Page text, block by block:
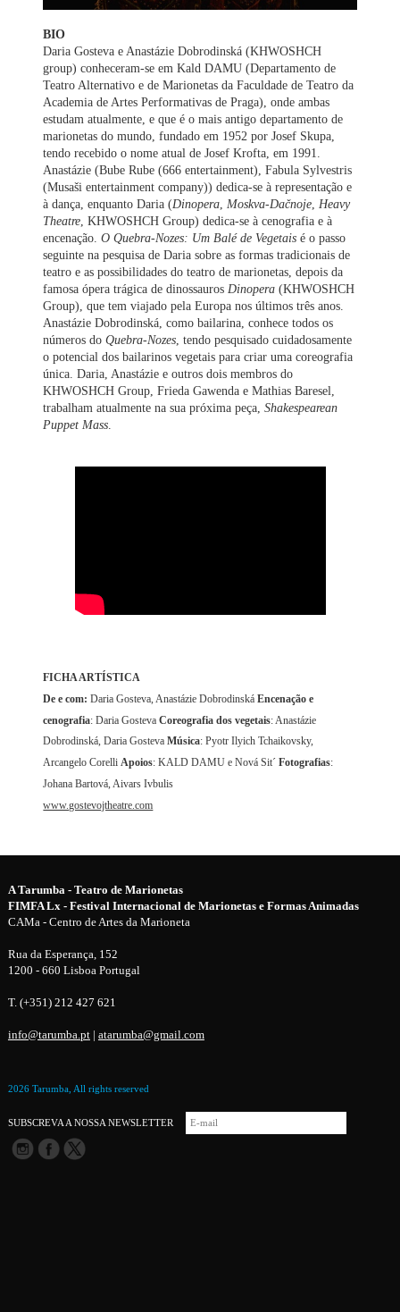
BIO
Daria Gosteva e Anastázie Dobrodinská (KHWOSHCH
group) conheceram-se em Kald DAMU (Departamento de
Teatro Alternativo e de Marionetas da Faculdade de Teatro da
Academia de Artes Performativas de Praga), onde ambas
estudam atualmente, e que é o mais antigo departamento de
marionetas do mundo, fundado em 1952 por Josef Skupa,
tendo recebido o nome atual de Josef Krofta, em 1991.
Anastázie (Bube Rube (666 entertainment), Fabula Sylvestris
(Musaši entertainment company)) dedica-se à representação e
à dança, enquanto Daria (Dinopera,Moskva-Dačnoje,Heavy
Theatre, KHWOSHCH Group) dedica-se à cenografia e à
encenação.O Quebra-Nozes: Um Balé de Vegetais é o passo
seguinte na pesquisa de Daria sobre as formas tradicionais de
teatro e as possibilidades do teatro de marionetas, depois da
famosa ópera trágica de dinossaurosDinopera (KHWOSHCH
Group), que tem viajado pela Europa nos últimos três anos.
Anastázie Dobrodinská, como bailarina, conhece todos os
números doQuebra-Nozes, tendo pesquisado cuidadosamente
o potencial dos bailarinos vegetais para criar uma coreografia
única. Daria, Anastázie e outros dois membros do
KHWOSHCH Group, Frieda Gawenda e Mathias Baresel,
trabalham atualmente na sua próxima peça,Shakespearean
Puppet Mass.
FICHA ARTÍSTICA
De e com:Daria Gosteva, Anastázie DobrodinskáEncenação e
cenografia: Daria GostevaCoreografia dos vegetais: Anastázie
Dobrodinská, Daria GostevaMúsica: Pyotr Ilyich Tchaikovsky,
Arcangelo CorelliApoios: KALD DAMU e Nová Sit´Fotografias:
Johana Bartová, Aivars Ivbulis
www.gostevojtheatre.com
A Tarumba - Teatro de Marionetas
FIMFA Lx - Festival Internacional de Marionetas e Formas Animadas
CAMa - Centro de Artes da Marioneta
Rua da Esperança, 152
1200 - 660 Lisboa Portugal
T. (+351) 212 427 621
info@tarumba.pt| atarumba@gmail.com
2026 Tarumba, All rights reserved
SUBSCREVA A NOSSA NEWSLETTER